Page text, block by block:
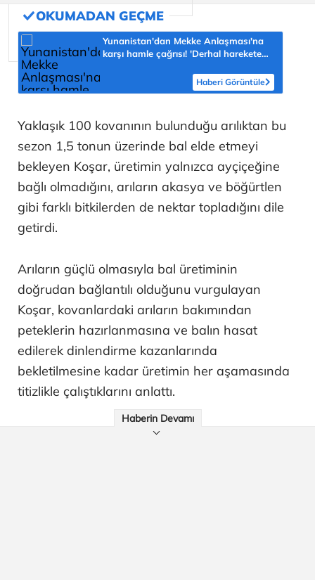
Yunanistan'dan Mekke Anlaşması'na
karşı hamle çağrısı! 'Derhal harekete
Haberi Görüntüle
Yaklaşık 100 kovanının bulunduğu arılıktan bu
sezon 1,5 tonun üzerinde bal elde etmeyi
bekleyen Koşar, üretimin yalnızca ayçiçeğine
bağlı olmadığını, arıların akasya ve böğürtlen
gibi farklı bitkilerden de nektar topladığını dile
getirdi.
Arıların güçlü olmasıyla bal üretiminin
doğrudan bağlantılı olduğunu vurgulayan
Koşar, kovanlardaki arıların bakımından
peteklerin hazırlanmasına ve balın hasat
edilerek dinlendirme kazanlarında
bekletilmesine kadar üretimin her aşamasında
titizlikle çalıştıklarını anlattı.
Haberin Devamı